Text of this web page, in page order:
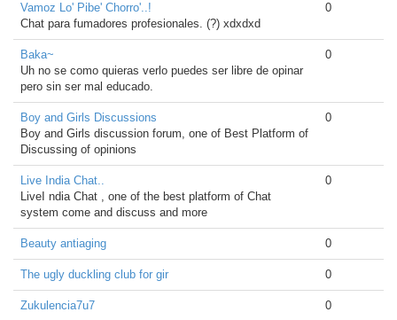
Vamoz Lo' Pibe' Chorro'..!
Chat para fumadores profesionales. (?) xdxdxd
0
Baka~
Uh no se como quieras verlo puedes ser libre de opinar
pero sin ser mal educado.
0
Boy and Girls Discussions
Boy and Girls discussion forum, one of Best Platform of
Discussing of opinions
0
Live India Chat..
LiveI ndia Chat , one of the best platform of Chat
system come and discuss and more
0
Beauty antiaging 0
The ugly duckling club for gir 0
Zukulencia7u7 0